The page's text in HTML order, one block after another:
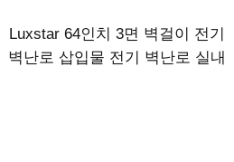
Luxstar 64인치 3면 벽걸이 전기
벽난로 삽입물 전기 벽난로 실내